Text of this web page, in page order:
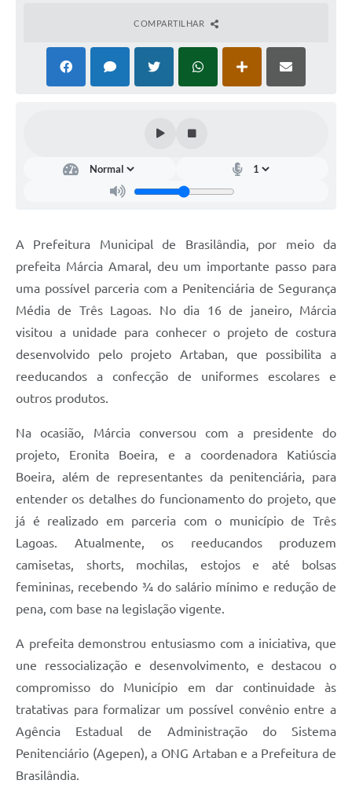
Formulário
COMPARTILHAR
A Prefeitura Municipal de Brasilândia, por meio da
prefeita Márcia Amaral, deu um importante passo para
uma possível parceria com a Penitenciária de Segurança
Média de Três Lagoas. No dia 16 de janeiro, Márcia
visitou a unidade para conhecer o projeto de costura
desenvolvido pelo projeto Artaban, que possibilita a
reeducandos a confecção de uniformes escolares e
outros produtos.
Na ocasião, Márcia conversou com a presidente do
projeto, Eronita Boeira, e a coordenadora Katiúscia
Boeira, além de representantes da penitenciária, para
entender os detalhes do funcionamento do projeto, que
já é realizado em parceria com o município de Três
Lagoas. Atualmente, os reeducandos produzem
camisetas, shorts, mochilas, estojos e até bolsas
femininas, recebendo ¾ do salário mínimo e redução de
pena, com base na legislação vigente.
A prefeita demonstrou entusiasmo com a iniciativa, que
une ressocialização e desenvolvimento, e destacou o
compromisso do Município em dar continuidade às
tratativas para formalizar um possível convênio entre a
Agência Estadual de Administração do Sistema
Penitenciário (Agepen), a ONG Artaban e a Prefeitura de
Brasilândia.